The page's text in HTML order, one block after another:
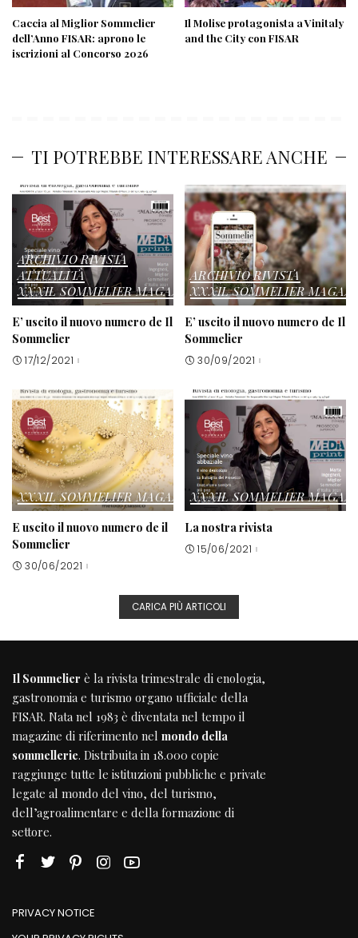
ARCHIVIO RIVISTA
ATTUALITÀ
XXXIL SOMMELIER MAGAZINE
ARCHIVIO RIVISTA
XXXIL SOMMELIER
XXXIL SOMMELIER MAGAZINE
E uscito il nuovo numero de il
Sommelier
30/06/2021
XXXIL SOMMELIER
La nostra rivista
15/06/2021
CARICA PIÙ ARTICOLI
Il Sommelierè la rivista trimestrale di enologia,
gastronomia e turismo organo ufficiale della
FISAR. Nata nel 1983 è diventata nel tempo il
magazine di riferimento nelmondo della
sommellerie. Distribuita in 18.000 copie
raggiunge tutte le istituzioni pubbliche e private
legate al mondo del vino, del turismo,
dell’agroalimentare e della formazione di
YOUR PRIVACY RIGHTS
INTEREST-BASE ADS
TERMS OF USE
OUR SITE MAP
ADVERTISE
CUSTOMER
SUBSCRIBE